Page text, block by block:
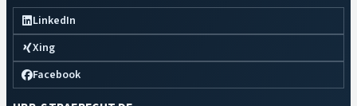
LinkedIn
Xing
Facebook